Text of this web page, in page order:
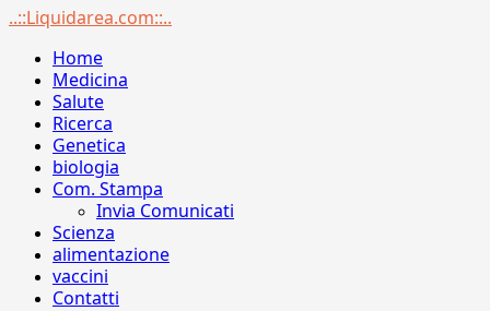
Menu
..::Liquidarea.com::..
Home
Medicina
Salute
Ricerca
Genetica
biologia
Com. Stampa
Invia Comunicati
Scienza
alimentazione
vaccini
Contatti